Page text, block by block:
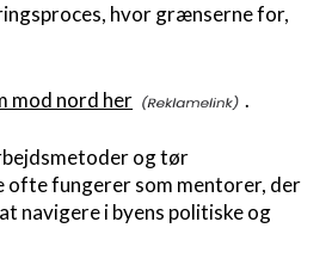
hvor grænserne for,
mod nord her .
og tør
fungerer som mentorer, der
navigere i byens politiske og